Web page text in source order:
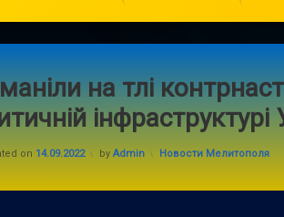
на тлі
інфраструктурі
on 14.09.2022 by Admin Categories:
Новости Мелитополя